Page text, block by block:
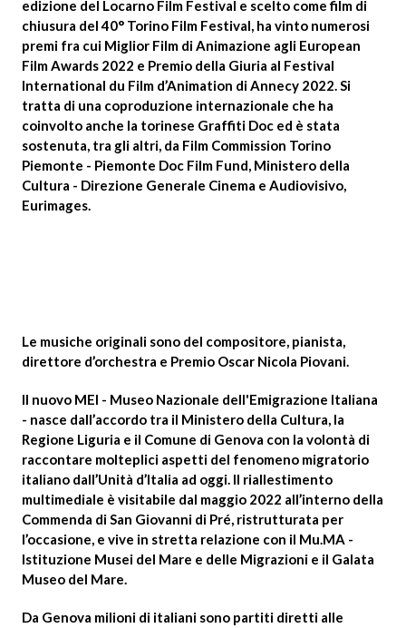
edizione del Locarno Film Festival e scelto come film di
chiusura del 40° Torino Film Festival, ha vinto numerosi
premi fra cui Miglior Film di Animazione agli European
Film Awards 2022 e Premio della Giuria al Festival
International du Film d’Animation di Annecy 2022. Si
tratta di una coproduzione internazionale che ha
coinvolto anche la torinese Graffiti Doc ed è stata
sostenuta, tra gli altri, da Film Commission Torino
Piemonte - Piemonte Doc Film Fund, Ministero della
Cultura - Direzione Generale Cinema e Audiovisivo,
Eurimages.
Le musiche originali sono del compositore, pianista,
direttore d’orchestra e Premio Oscar Nicola Piovani.
Il nuovo MEI - Museo Nazionale dell'Emigrazione Italiana
- nasce dall’accordo tra il Ministero della Cultura, la
Regione Liguria e il Comune di Genova con la volontà di
raccontare molteplici aspetti del fenomeno migratorio
italiano dall’Unità d’Italia ad oggi. Il riallestimento
multimediale è visitabile dal maggio 2022 all’interno della
Commenda di San Giovanni di Pré, ristrutturata per
l’occasione, e vive in stretta relazione con il Mu.MA -
Istituzione Musei del Mare e delle Migrazioni e il Galata
Museo del Mare.
Da Genova milioni di italiani sono partiti diretti alle